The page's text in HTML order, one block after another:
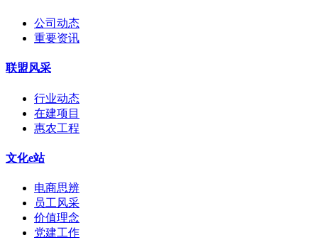
公司动态
重要资讯
联盟风采
行业动态
在建项目
惠农工程
文化e站
电商思辨
员工风采
价值理念
党建工作